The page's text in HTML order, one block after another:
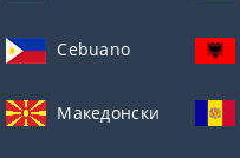
Cebuano
Македонски